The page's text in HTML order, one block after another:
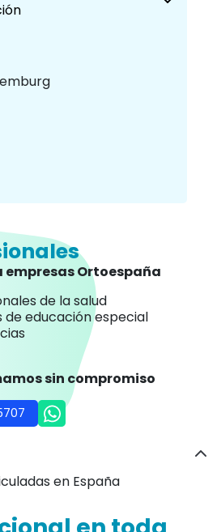
empresas Ortoespaña
de la salud
de educación especial
sin compromiso